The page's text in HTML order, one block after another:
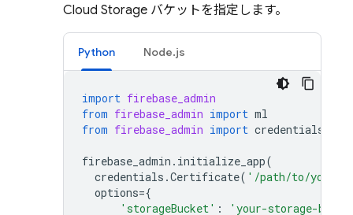
Cloud Storage バケットを指定します。
Python Node.js
import firebase_admin
from firebase_admin import ml
from firebase_admin import credentials
firebase_admin . initialize_app(
credentials .Certificate( '/path/to/your/
options={
'storageBucket' : 'your-storage-